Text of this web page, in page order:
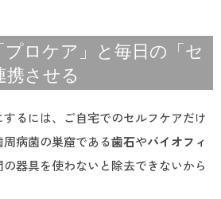
ロケア」と毎日の「セ
携させる
るには、ご自宅でのセルフケアだけ
病菌の巣窟である歯石やバイオフィ
器具を使わないと除去できないから